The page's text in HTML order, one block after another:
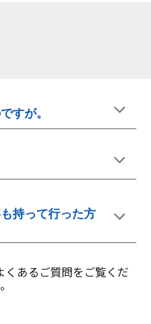
すが。
持って行った方
あるご質問をご覧くだ